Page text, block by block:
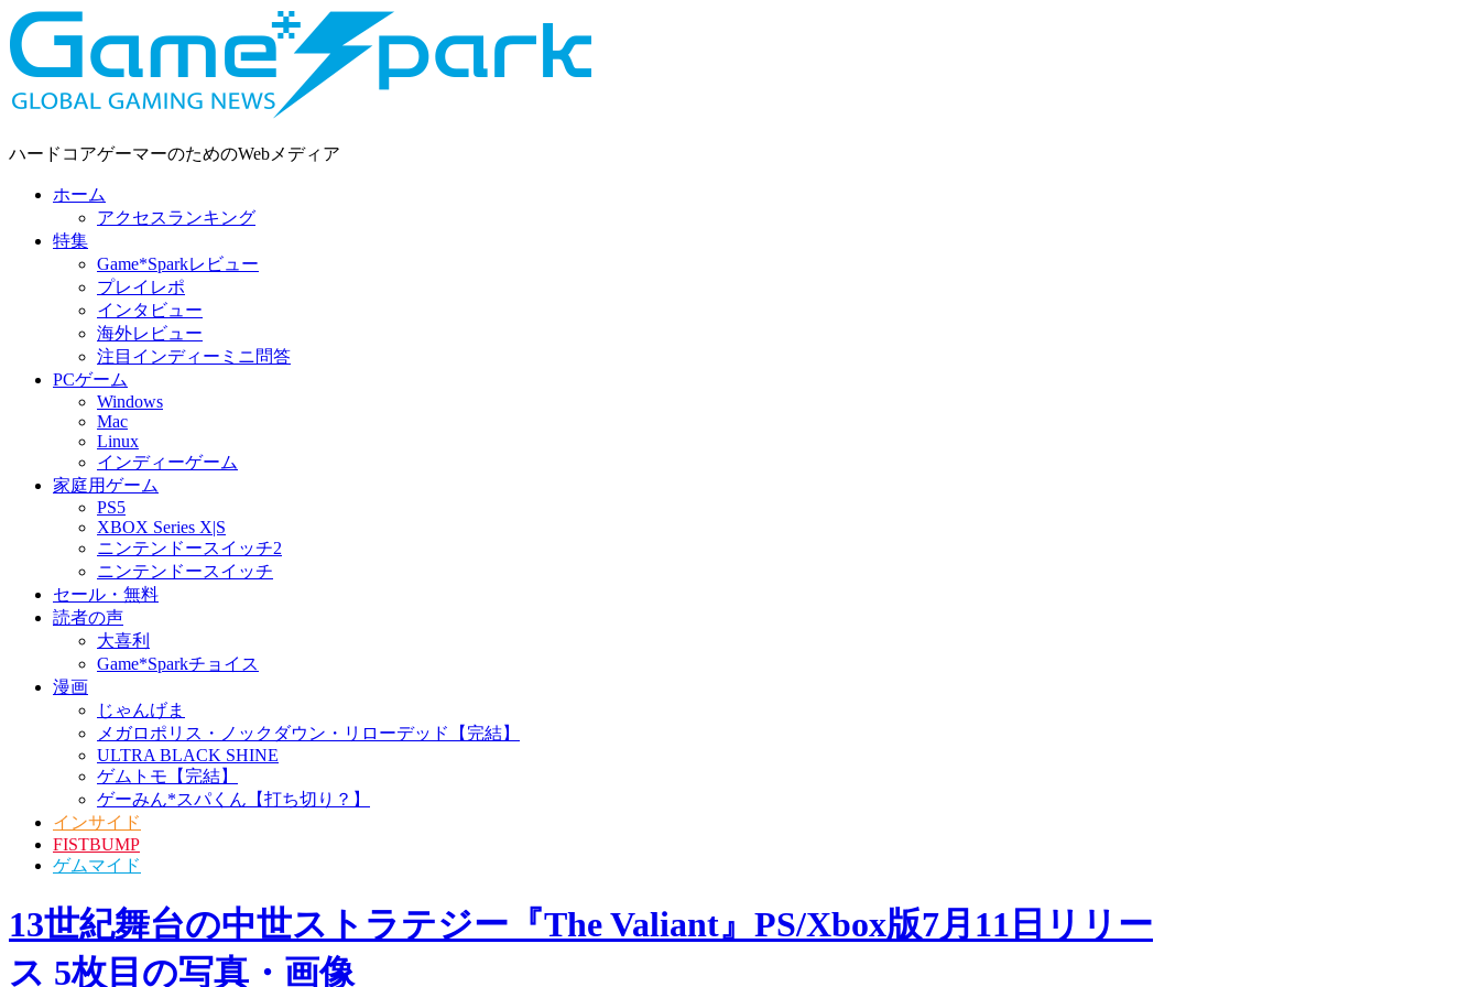
ハードコアゲーマーのためのWebメディア
ホーム
特集
Game*Sparkレビュー
プレイレポ
インタビュー
海外レビュー
注目インディーミニ問答
PCゲーム
Windows
Mac
Linux
インディーゲーム
家庭用ゲーム
PS5
XBOX Series X|S
ニンテンドースイッチ2
ニンテンドースイッチ
セール・無料
読者の声
大喜利
漫画
じゃんげま
メガロポリス・ノックダ
ウン・リローデッド【完
結】
ULTRA BLACK SHINE
ゲムトモ【完結】
ゲーみん*スパくん【打ち
インサイド
FISTBUMP
ゲムマイド